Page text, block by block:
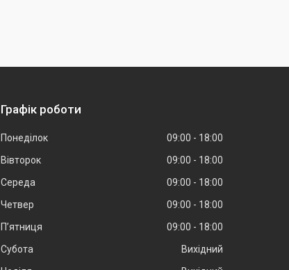
Графік роботи
Понеділок 09:00
18:00
Вівторок
09:00
18:00
Середа
09:00
18:00
Четвер
09:00
18:00
Пʼятниця
09:00
18:00
Субота
Вихідний